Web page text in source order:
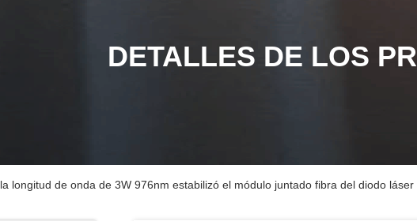
DETALLES DE LOS
la longitud de onda de 3W 976nm estabilizó el módulo juntado fibra del diodo láser